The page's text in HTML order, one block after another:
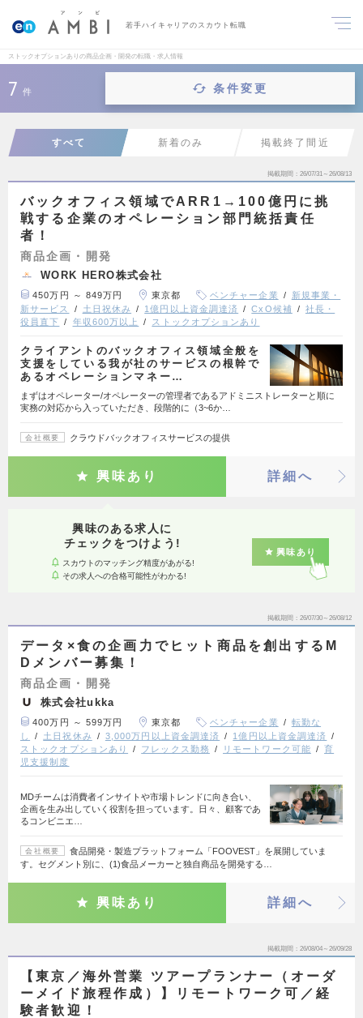
若手ハイキャリアのスカウト転職
ストックオプションありの商品企画・開発の転職・求人情報
7 件 条件変更
すべて 新着のみ 掲載終了間近
掲載期間 26/07/31～26/08/13
バックオフィス領域でARR1→100億円に挑
戦する企業のオペレーション部門統括責任
者！
商品企画・開発
WORK HERO株式会社
450万円 ～ 849万円 東京都 ベンチャー企業
新規事業・
新サービス
土日祝休み 1億円以上資金調達済 CxO候補
社長・
役員直下
年収600万以上 ストックオプションあり
クライアントのバックオフィス領域全般を
支援をしている我が社のサービスの根幹で
あるオペレーションマネー…
まずはオペレーター/オペレーターの管理者であるアドミニストレーターと順に
実務の対応から入っていただき、段階的に（3~6か…
会社概要 クラウドバックオフィスサービスの提供
興味あり 詳細へ
興味のある求人に
チェックをつけよう!
スカウトのマッチング精度があがる!
その求人への合格可能性がわかる!
興味あり
掲載期間 26/07/30～26/08/12
データ×食の企画力でヒット商品を創出するM
Dメンバー募集！
商品企画・開発
株式会社ukka
400万円 ～ 599万円 東京都 ベンチャー企業
転勤な
し
土日祝休み 3,000万円以上資金調達済
1億円以上資金調達済
ストックオプションあり
フレックス勤務 リモートワーク可能
育
児支援制度
MDチームは消費者インサイトや市場トレンドに向き合い、
企画を生み出していく役割を担っています。日々、顧客であ
るコンビニエ…
会社概要
食品開発・製造プラットフォーム「FOOVEST」を展開していま
す。セグメント別に、(1)食品メーカーと独自商品を開発する…
興味あり 詳細へ
掲載期間 26/08/04～26/09/28
【東京／海外営業 ツアープランナー（オーダ
ーメイド旅程作成）】リモートワーク可／経
験者歓迎！